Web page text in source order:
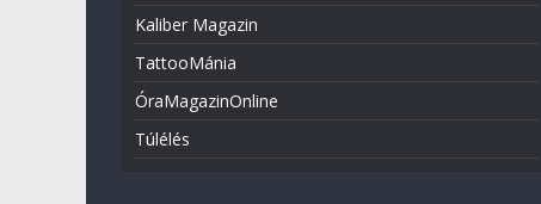
Kaliber Magazin
TattooMánia
ÓraMagazinOnline
Túlélés